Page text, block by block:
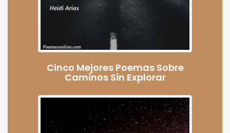
Cinco Mejores Poemas Sobre
Caminos Sin Explorar